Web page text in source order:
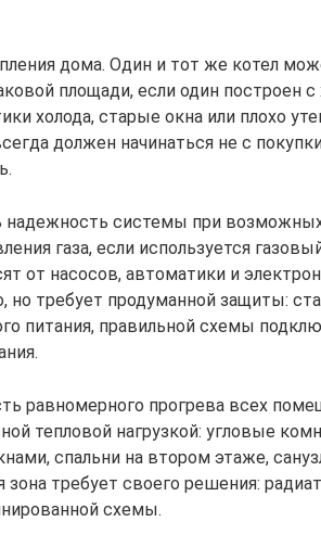
дома. Один и тот же котел
площади, если один построен
холода, старые окна или плохо
должен начинаться не с
системы при
газа, если используется
от насосов, автоматики и
но требует продуманной защиты:
питания, правильной схемы
равномерного прогрева всех
тепловой нагрузкой: угловые
спальни на втором этаже,
требует своего решения:
схемы.